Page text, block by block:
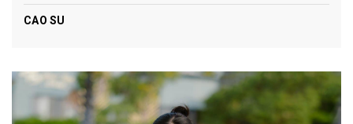
CAO SU